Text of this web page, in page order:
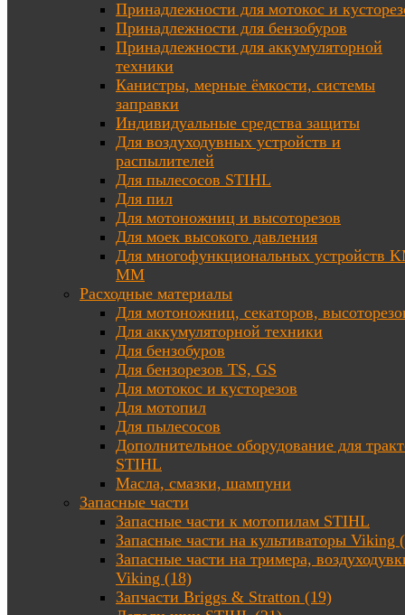
Принадлежности для мотокос и
Принадлежности для бензобуров
Принадлежности для аккумуляторной
техники
Канистры, мерные ёмкости, системы
заправки
Индивидуальные средства защиты
Для воздуходувных устройств и
распылителей
Для пылесосов STIHL
Для пил
Для мотоножниц и высоторезов
Для моек высокого давления
Для многофункциональных устройств
MM
Расходные материалы
Для мотоножниц, секаторов,
Для аккумуляторной техники
Для бензобуров
Для бензорезов TS, GS
Для мотокос и кусторезов
Для мотопил
Для пылесосов
Дополнительное оборудование для
STIHL
Масла, смазки, шампуни
Запасные части
Запасные части к мотопилам STIHL
Запасные части на культиваторы Viking
Запасные части на тримера,
Viking (18)
Запчасти Briggs & Stratton (19)